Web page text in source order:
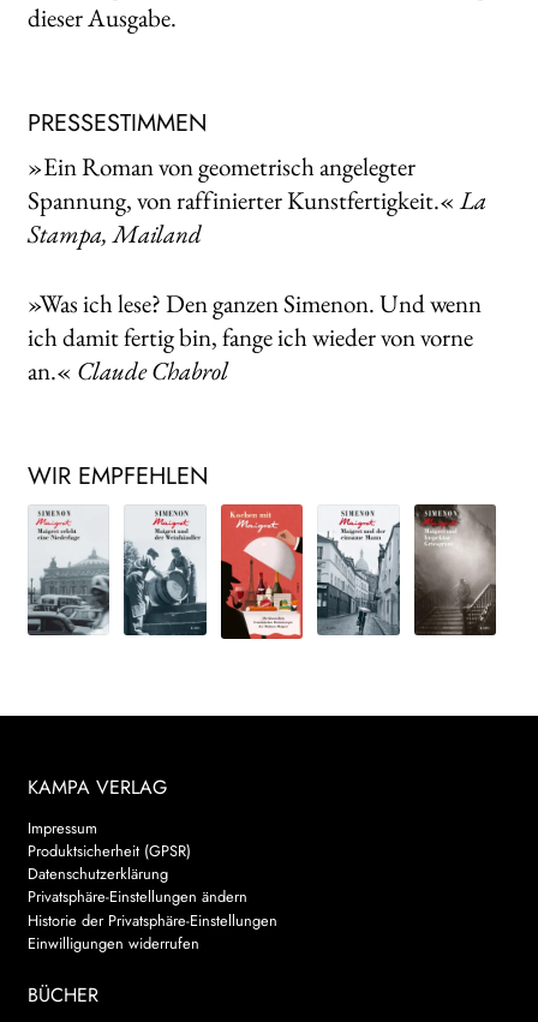
dieser Ausgabe.
PRESSESTIMMEN
»Ein Roman von geometrisch angelegter
Spannung, von raffinierter Kunstfertigkeit.«La
Stampa, Mailand
»Was ich lese? Den ganzen Simenon. Und wenn
ich damit fertig bin, fange ich wieder von vorne
an.« Claude Chabrol
WIR EMPFEHLEN
KAMPA VERLAG
Impressum
Produktsicherheit (GPSR)
Datenschutzerklärung
Privatsphäre-Einstellungen ändern
Historie der Privatsphäre-Einstellungen
Einwilligungen widerrufen
BÜCHER